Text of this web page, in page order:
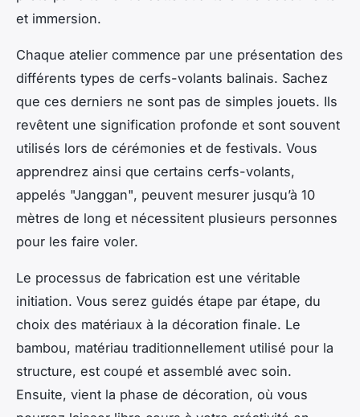
et immersion.
Chaque atelier commence par une présentation des
différents types de cerfs-volants balinais. Sachez
que ces derniers ne sont pas de simples jouets. Ils
revêtent une signification profonde et sont souvent
utilisés lors de cérémonies et de festivals. Vous
apprendrez ainsi que certains cerfs-volants,
appelés "Janggan", peuvent mesurer jusqu’à 10
mètres de long et nécessitent plusieurs personnes
pour les faire voler.
Le processus de fabrication est une véritable
initiation. Vous serez guidés étape par étape, du
choix des matériaux à la décoration finale. Le
bambou, matériau traditionnellement utilisé pour la
structure, est coupé et assemblé avec soin.
Ensuite, vient la phase de décoration, où vous